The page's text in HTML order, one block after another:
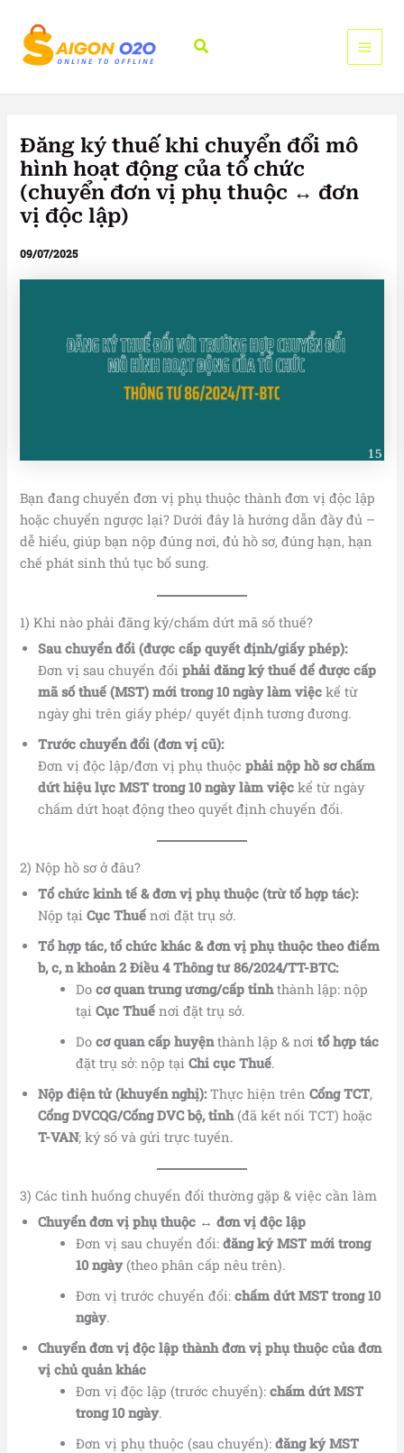
Tìm
Đăng ký thuế khi chuyển đổi mô
hình hoạt động của tổ chức
(chuyển đơn vị phụ thuộc ↔ đơn
vị độc lập)
09/07/2025
Bạn đang chuyển đơn vị phụ thuộc thành đơn vị độc lập
hoặc chuyển ngược lại? Dưới đây là hướng dẫn đầy đủ –
dễ hiểu, giúp bạn nộp đúng nơi, đủ hồ sơ, đúng hạn, hạn
chế phát sinh thủ tục bổ sung.
1) Khi nào phải đăng ký/chấm dứt mã số thuế?
Sau chuyển đổi (được cấp quyết định/giấy phép):
Đơn vị sau chuyển đổiphải đăng ký thuế để được cấp
mã số thuế (MST) mới trong 10 ngày làm việc kể từ
ngày ghi trên giấy phép/ quyết định tương đương.
Trước chuyển đổi (đơn vị cũ):
Đơn vị độc lập/đơn vị phụ thuộcphải nộp hồ sơ chấm
dứt hiệu lực MST trong 10 ngày làm việc kể từ ngày
chấm dứt hoạt động theo quyết định chuyển đổi.
2) Nộp hồ sơ ở đâu?
Tổ chức kinh tế & đơn vị phụ thuộc (trừ tổ hợp tác):
Nộp tạiCục Thuế nơi đặt trụ sở.
Tổ hợp tác, tổ chức khác & đơn vị phụ thuộc theo điểm
b, c, n khoản 2 Điều 4 Thông tư 86/2024/TT-BTC:
Docơ quan trung ương/cấp tỉnhthành lập: nộp
tạiCục Thuế nơi đặt trụ sở.
Docơ quan cấp huyệnthành lập & nơitổ hợp tác
đặt trụ sở: nộp tạiChi cục Thuế.
Nộp điện tử (khuyến nghị):Thực hiện trênCổng TCT,
Cổng DVCQG/Cổng DVC bộ, tỉnh(đã kết nối TCT) hoặc
T-VAN; ký số và gửi trực tuyến.
3) Các tình huống chuyển đổi thường gặp & việc cần làm
Chuyển đơn vị phụ thuộc ↔ đơn vị độc lập
Đơn vị sau chuyển đổi:đăng ký MST mới trong
10 ngày(theo phân cấp nêu trên).
Đơn vị trước chuyển đổi:chấm dứt MST trong 10
ngày.
Chuyển đơn vị độc lập thành đơn vị phụ thuộc của đơn
vị chủ quản khác
Đơn vị độc lập (trước chuyển):chấm dứt MST
trong 10 ngày.
Đơn vị phụ thuộc (sau chuyển):đăng ký MST